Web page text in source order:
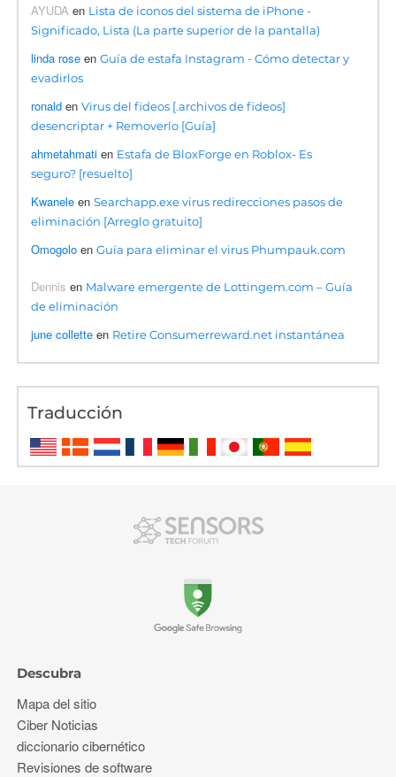
AYUDA en Lista de iconos del sistema de iPhone -
Significado, Lista (La parte superior de la pantalla)
linda rose enGuía de estafa Instagram - Cómo detectar y
evadirlos
ronald enVirus del fideos [.archivos de fideos]
desencriptar + Removerlo [Guía]
ahmetahmati en Estafa de BloxForge en Roblox- Es
seguro? [resuelto]
Kwanele enSearchapp.exe virus redirecciones pasos de
eliminación [Arreglo gratuito]
Omogolo enGuía para eliminar el virus Phumpauk.com
Dennis en Malware emergente de Lottingem.com – Guía
de eliminación
june collette en Retire Consumerreward.net instantánea
Traducción
Descubra
Mapa del sitio
Ciber Noticias
diccionario cibernético
Revisiones de software